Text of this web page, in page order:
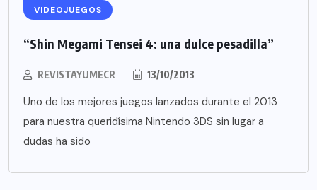
VIDEOJUEGOS
“Shin Megami Tensei 4: una dulce pesadilla”
REVISTAYUMECR 13/10/2013
Uno de los mejores juegos lanzados durante el 2013
para nuestra queridísima Nintendo 3DS sin lugar a
dudas ha sido